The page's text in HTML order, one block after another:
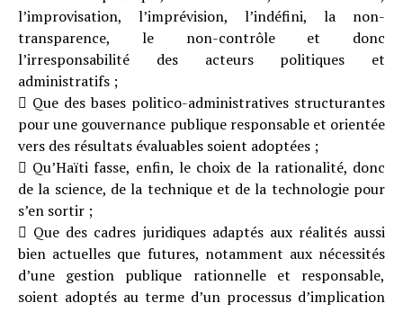
l’improvisation, l’imprévision, l’indéfini, la non-
transparence, le non-contrôle et donc
l’irresponsabilité des acteurs politiques et
administratifs ;
 Que des bases politico-administratives structurantes
pour une gouvernance publique responsable et orientée
vers des résultats évaluables soient adoptées ;
 Qu’Haïti fasse, enfin, le choix de la rationalité, donc
de la science, de la technique et de la technologie pour
s’en sortir ;
 Que des cadres juridiques adaptés aux réalités aussi
bien actuelles que futures, notamment aux nécessités
d’une gestion publique rationnelle et responsable,
soient adoptés au terme d’un processus d’implication